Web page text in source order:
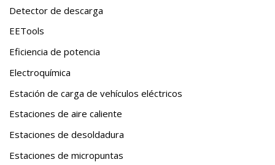
Detector de descarga
EETools
Eficiencia de potencia
Electroquímica
Estación de carga de vehículos eléctricos
Estaciones de aire caliente
Estaciones de desoldadura
Estaciones de micropuntas